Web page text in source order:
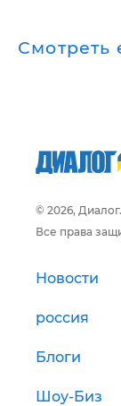
Смотреть
© 2026,
Все права
Новости
россия
Блоги
Шоу-Биз